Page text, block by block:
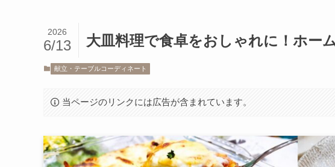
大皿料理で食卓をおしゃれに！ホー
2026
6/13
献立・テーブルコーディネート
当ページのリンクには広告が含まれています。